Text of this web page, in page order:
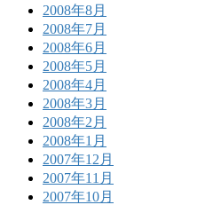
2008年8月
2008年7月
2008年6月
2008年5月
2008年4月
2008年3月
2008年2月
2008年1月
2007年12月
2007年11月
2007年10月